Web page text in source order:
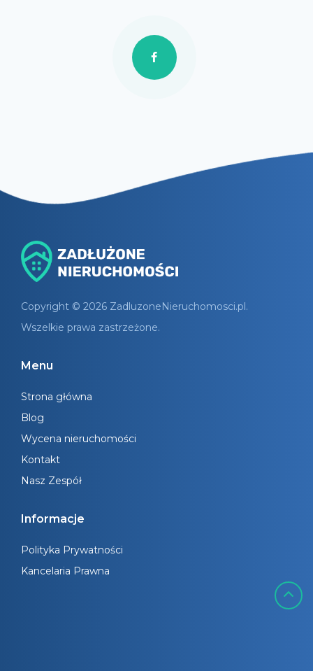
Copyright © 2026 ZadluzoneNieruchomosci.pl.
Wszelkie prawa zastrzeżone.
Menu
Strona główna
Blog
Wycena nieruchomości
Kontakt
Nasz Zespół
Informacje
Polityka Prywatności
Kancelaria Prawna